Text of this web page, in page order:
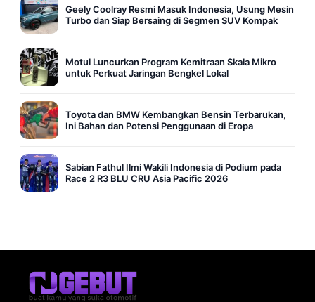
Geely Coolray Resmi Masuk Indonesia, Usung Mesin
Turbo dan Siap Bersaing di Segmen SUV Kompak
Motul Luncurkan Program Kemitraan Skala Mikro
untuk Perkuat Jaringan Bengkel Lokal
Toyota dan BMW Kembangkan Bensin Terbarukan,
Ini Bahan dan Potensi Penggunaan di Eropa
Sabian Fathul Ilmi Wakili Indonesia di Podium pada
Race 2 R3 BLU CRU Asia Pacific 2026